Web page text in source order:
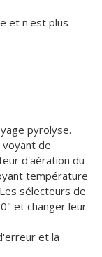
et n'est plus
pyrolyse.
voyant de
d'aération du
température
sélecteurs de
et changer leur
et la